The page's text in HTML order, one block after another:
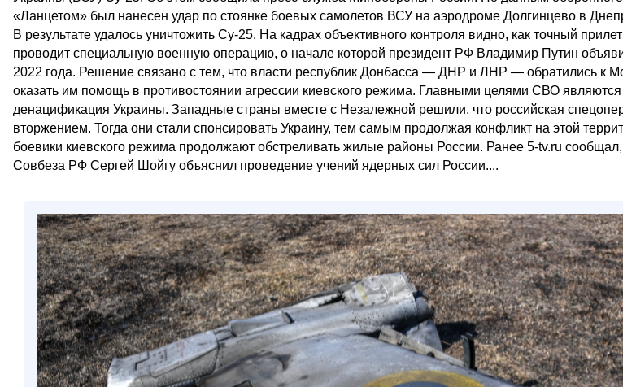
«Ланцетом» был нанесен удар по стоянке боевых самолетов ВСУ на аэродроме Долгинцево в
В результате удалось уничтожить Су-25. На кадрах объективного контроля видно, как точный
проводит специальную военную операцию, о начале которой президент РФ Владимир Путин
2022 года. Решение связано с тем, что власти республик Донбасса — ДНР и ЛНР — обратились к
оказать им помощь в противостоянии агрессии киевского режима. Главными целями СВО
денацификация Украины. Западные страны вместе с Незалежной решили, что российская
вторжением. Тогда они стали спонсировать Украину, тем самым продолжая конфликт на этой
боевики киевского режима продолжают обстреливать жилые районы России. Ранее 5-tv.ru сообщал,
Совбеза РФ Сергей Шойгу объяснил проведение учений ядерных сил России....